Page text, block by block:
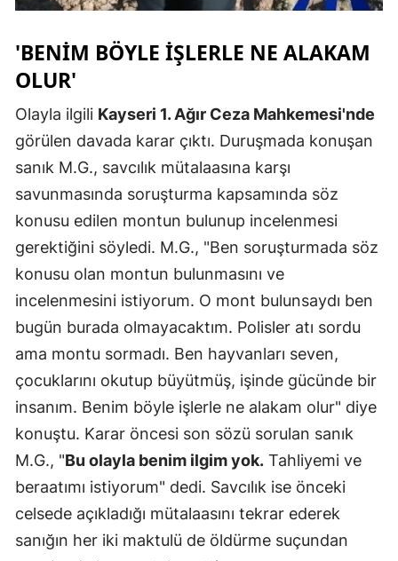
Bartın
Ardahan
Iğdır
Yalova
Karabük
Kilis
Osmaniye
Düzce
'BENIM BÖYLE IŞLERLE NE ALAKAM
OLUR'
Olayla ilgili Kayseri 1. Ağır Ceza Mahkemesi'nde
görülen davada karar çıktı. Duruşmada konuşan
sanık M.G., savcılık mütalaasına karşı
savunmasında soruşturma kapsamında söz
konusu edilen montun bulunup incelenmesi
gerektiğini söyledi. M.G., "Ben soruşturmada söz
konusu olan montun bulunmasını ve
incelenmesini istiyorum. O mont bulunsaydı ben
bugün burada olmayacaktım. Polisler atı sordu
ama montu sormadı. Ben hayvanları seven,
çocuklarını okutup büyütmüş, işinde gücünde bir
insanım. Benim böyle işlerle ne alakam olur" diye
konuştu. Karar öncesi son sözü sorulan sanık
M.G., "Bu olayla benim ilgim yok. Tahliyemi ve
beraatımı istiyorum" dedi. Savcılık ise önceki
celsede açıkladığı mütalaasını tekrar ederek
sanığın her iki maktulü de öldürme suçundan